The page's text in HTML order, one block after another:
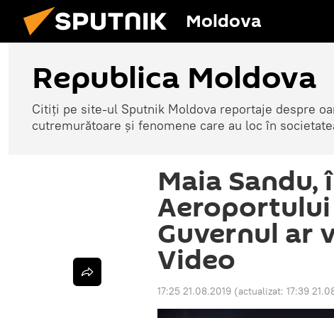
Moldova
Republica Moldova
Citiți pe site-ul Sputnik Moldova reportaje despre
cutremurătoare și fenomene care au loc în
Maia Sandu,
Aeroportului
Guvernul ar
Video
17:25 21.08.2019 (actualizat: 17:39